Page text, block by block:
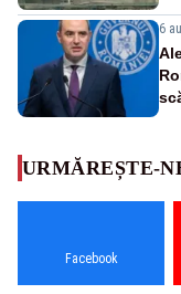
6
URMĂREȘTE-
Facebook